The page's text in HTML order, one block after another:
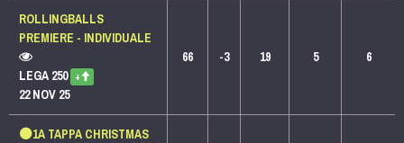
ROLLINGBALLS
PREMIERE - INDIVIDUALE
LEGA 250 +
22 NOV 25
66 -3 19 5 6
⚫️1A TAPPA CHRISTMAS